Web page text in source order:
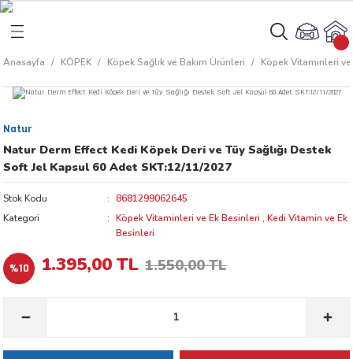
Ürünleri
Anasayfa KÖPEK Köpek Sağlık ve Bakım Ürünleri Köpek Vitaminleri
Natur
Natur Derm Effect Kedi Köpek Deri ve Tüy Sağlığı Destek
Soft Jel Kapsul 60 Adet SKT:12/11/2027
Stok Kodu
8681299062645
Kategori
Köpek Vitaminleri ve Ek Besinleri , Kedi Vitamin ve Ek
Besinleri
%10 1.395,00 TL 1.550,00 TL